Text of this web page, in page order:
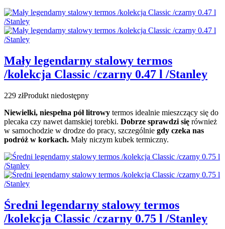
Mały legendarny stalowy termos
/kolekcja Classic /czarny 0.47 l /Stanley
229 złProdukt niedostępny
Niewielki, niespełna pół litrowy termos idealnie mieszczący się do
plecaka czy nawet damskiej torebki. Dobrze sprawdzi się również
w samochodzie w drodze do pracy, szczególnie gdy czeka nas
podróż w korkach. Mały niczym kubek termiczny.
Średni legendarny stalowy termos
/kolekcja Classic /czarny 0.75 l /Stanley